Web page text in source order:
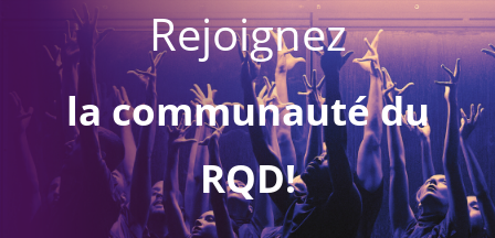
Rejoignez
la communauté du
RQD!